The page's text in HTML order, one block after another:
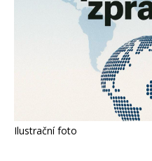
Ilustrační foto